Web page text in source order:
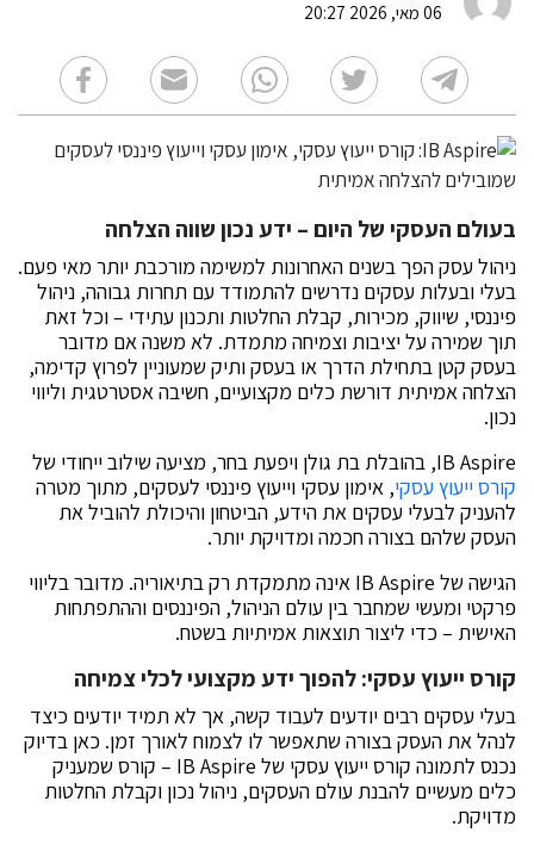
06 מאי, 2026 20:27
בעולם העסקי של היום – ידע נכון שווה הצלחה
ניהול עסק הפך בשנים האחרונות למשימה מורכבת יותר מאי פעם.
בעלי ובעלות עסקים נדרשים להתמודד עם תחרות גבוהה, ניהול
פיננסי, שיווק, מכירות, קבלת החלטות ותכנון עתידי – וכל זאת
תוך שמירה על יציבות וצמיחה מתמדת. לא משנה אם מדובר
בעסק קטן בתחילת הדרך או בעסק ותיק שמעוניין לפרוץ קדימה,
הצלחה אמיתית דורשת כלים מקצועיים, חשיבה אסטרטגית וליווי
נכון.
IB Aspire, בהובלת בת גולן ויפעת בחר, מציעה שילוב ייחודי של
קורס ייעוץ עסקי, אימון עסקי וייעוץ פיננסי לעסקים, מתוך מטרה
להעניק לבעלי עסקים את הידע, הביטחון והיכולת להוביל את
העסק שלהם בצורה חכמה ומדויקת יותר.
הגישה של IB Aspire אינה מתמקדת רק בתיאוריה. מדובר בליווי
פרקטי ומעשי שמחבר בין עולם הניהול, הפיננסים וההתפתחות
האישית – כדי ליצור תוצאות אמיתיות בשטח.
קורס ייעוץ עסקי: להפוך ידע מקצועי לכלי צמיחה
בעלי עסקים רבים יודעים לעבוד קשה, אך לא תמיד יודעים כיצד
לנהל את העסק בצורה שתאפשר לו לצמוח לאורך זמן. כאן בדיוק
נכנס לתמונה קורס ייעוץ עסקי של IB Aspire – קורס שמעניק
כלים מעשיים להבנת עולם העסקים, ניהול נכון וקבלת החלטות
מדויקת.